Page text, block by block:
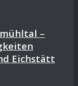
–
Eichstätt